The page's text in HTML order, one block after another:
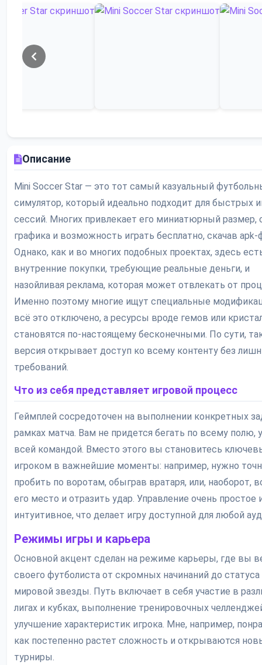
Описание
Mini Soccer Star — это тот самый казуальный
симулятор, который идеально подходит для быстрых
сессий. Многих привлекает его миниатюрный размер,
графика и возможность играть бесплатно, скачав apk-
Однако, как и во многих подобных проектах, здесь
внутренние покупки, требующие реальные деньги, и
назойливая реклама, которая может отвлекать от
Именно поэтому многие ищут специальные
всё это отключено, а ресурсы вроде гемов или
становятся по-настоящему бесконечными. По сути,
версия открывает доступ ко всему контенту без
требований.
Что из себя представляет игровой процесс
Геймплей сосредоточен на выполнении конкретных
рамках матча. Вам не придется бегать по всему полю,
всей командой. Вместо этого вы становитесь
игроком в важнейшие моменты: например, нужно
пробить по воротам, обыграв вратаря, или, наоборот,
его место и отразить удар. Управление очень простое
интуитивное, что делает игру доступной для любой
Режимы игры и карьера
Основной акцент сделан на режиме карьеры, где вы
своего футболиста от скромных начинаний до статуса
мировой звезды. Путь включает в себя участие в
лигах и кубках, выполнение тренировочных
улучшение характеристик игрока. Мне, например,
как постепенно растет сложность и открываются
турниры.